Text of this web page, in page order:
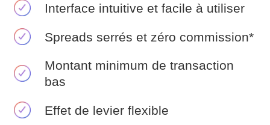
Interface intuitive et facile à utiliser
Spreads serrés et zéro commission*
Montant minimum de transaction
bas
Effet de levier flexible